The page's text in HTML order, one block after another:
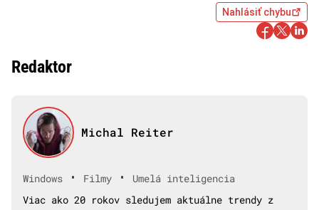
Nahlásiť chybu
Redaktor
Michal Reiter
Windows • Filmy •
Umelá inteligencia
Viac ako 20 rokov sledujem aktuálne trendy z